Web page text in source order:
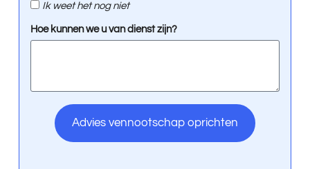
Ik weet het nog niet
Hoe kunnen we u van dienst zijn?
Advies vennootschap oprichten